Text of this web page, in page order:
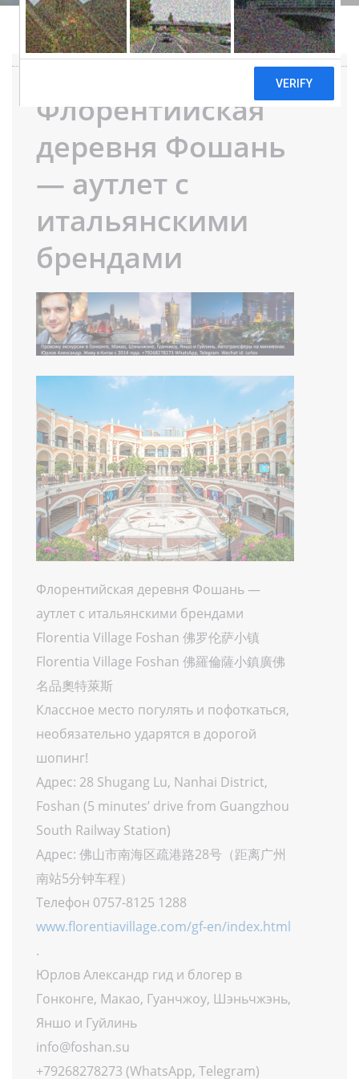
Флорентийская
деревня Фошань
— аутлет с
итальянскими
брендами
Флорентийская деревня Фошань —
аутлет с итальянскими брендами
Florentia Village Foshan 佛罗伦萨小镇
Florentia Village Foshan 佛羅倫薩小鎮廣佛
名品奧特萊斯
Классное место погулять и пофоткаться,
необязательно ударятся в дорогой
шопинг!
Адрес: 28 Shugang Lu, Nanhai District,
Foshan (5 minutes’ drive from Guangzhou
South Railway Station)
Адрес: 佛山市南海区疏港路28号（距离广州
南站5分钟车程）
Телефон 0757-8125 1288
www.florentiavillage.com/gf-en/index.html
.
Юрлов Александр гид и блогер в
Гонконге, Макао, Гуанчжоу, Шэньчжэнь,
Яншо и Гуйлинь
info@foshan.su
+79268278273 (WhatsApp, Telegram)